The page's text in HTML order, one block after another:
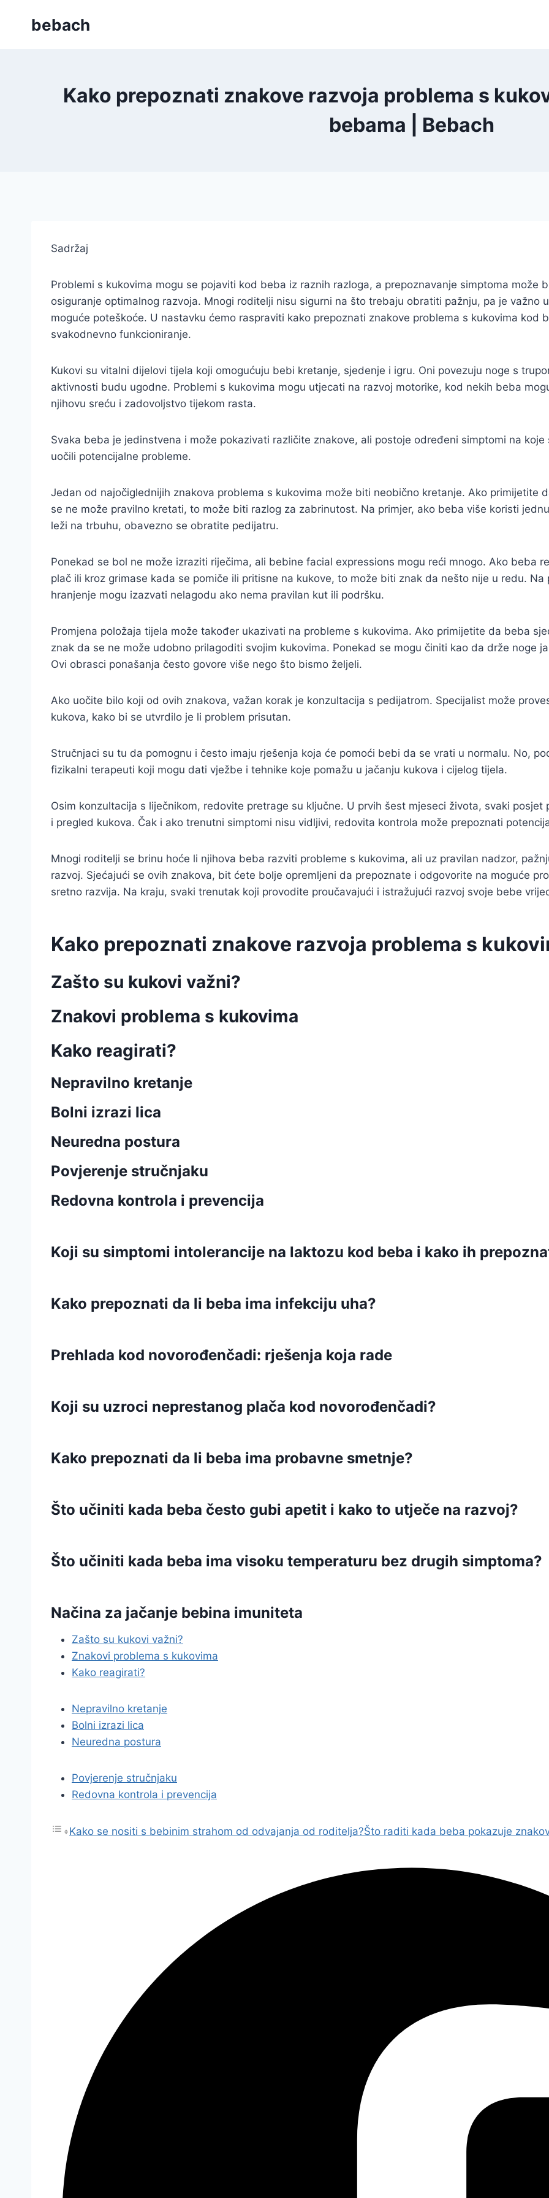
bebach
Kako prepoznati znakove razvoja problema s
bebama | Bebach
Sadržaj
Problemi s kukovima mogu se pojaviti kod beba iz raznih razloga, a prepoznavanje simptoma može
osiguranje optimalnog razvoja. Mnogi roditelji nisu sigurni na što trebaju obratiti pažnju, pa je važno
moguće poteškoće. U nastavku ćemo raspraviti kako prepoznati znakove problema s kukovima kod
svakodnevno funkcioniranje.
Kukovi su vitalni dijelovi tijela koji omogućuju bebi kretanje, sjedenje i igru. Oni povezuju noge s
aktivnosti budu ugodne. Problemi s kukovima mogu utjecati na razvoj motorike, kod nekih beba
njihovu sreću i zadovoljstvo tijekom rasta.
Svaka beba je jedinstvena i može pokazivati različite znakove, ali postoje određeni simptomi na
uočili potencijalne probleme.
Jedan od najočiglednijih znakova problema s kukovima može biti neobično kretanje. Ako primijetite
se ne može pravilno kretati, to može biti razlog za zabrinutost. Na primjer, ako beba više koristi
leži na trbuhu, obavezno se obratite pedijatru.
Ponekad se bol ne može izraziti riječima, ali bebine facial expressions mogu reći mnogo. Ako beba
plač ili kroz grimase kada se pomiče ili pritisne na kukove, to može biti znak da nešto nije u redu.
hranjenje mogu izazvati nelagodu ako nema pravilan kut ili podršku.
Promjena položaja tijela može također ukazivati na probleme s kukovima. Ako primijetite da beba
znak da se ne može udobno prilagoditi svojim kukovima. Ponekad se mogu činiti kao da drže noge
Ovi obrasci ponašanja često govore više nego što bismo željeli.
Ako uočite bilo koji od ovih znakova, važan korak je konzultacija s pedijatrom. Specijalist može
kukova, kako bi se utvrdilo je li problem prisutan.
Stručnjaci su tu da pomognu i često imaju rješenja koja će pomoći bebi da se vrati u normalu. No,
fizikalni terapeuti koji mogu dati vježbe i tehnike koje pomažu u jačanju kukova i cijelog tijela.
Osim konzultacija s liječnikom, redovite pretrage su ključne. U prvih šest mjeseci života, svaki
i pregled kukova. Čak i ako trenutni simptomi nisu vidljivi, redovita kontrola može prepoznati
Mnogi roditelji se brinu hoće li njihova beba razviti probleme s kukovima, ali uz pravilan nadzor,
razvoj. Sjećajući se ovih znakova, bit ćete bolje opremljeni da prepoznate i odgovorite na moguće
sretno razvija. Na kraju, svaki trenutak koji provodite proučavajući i istražujući razvoj svoje bebe
Kako prepoznati znakove razvoja problema s
Zašto su kukovi važni?
Znakovi problema s kukovima
Kako reagirati?
Nepravilno kretanje
Bolni izrazi lica
Neuredna postura
Povjerenje stručnjaku
Redovna kontrola i prevencija
Koji su simptomi intolerancije na laktozu kod beba i kako ih
Kako prepoznati da li beba ima infekciju uha?
Prehlada kod novorođenčadi: rješenja koja rade
Koji su uzroci neprestanog plača kod novorođenčadi?
Kako prepoznati da li beba ima probavne smetnje?
Što učiniti kada beba često gubi apetit i kako to utječe na razvoj?
Što učiniti kada beba ima visoku temperaturu bez drugih simptoma?
Načina za jačanje bebina imuniteta
Zašto su kukovi važni?
Znakovi problema s kukovima
Kako reagirati?
Nepravilno kretanje
Bolni izrazi lica
Neuredna postura
Povjerenje stručnjaku
Redovna kontrola i prevencija
Kako se nositi s bebinim strahom od odvajanja od roditelja?Što raditi kada beba pokazuje